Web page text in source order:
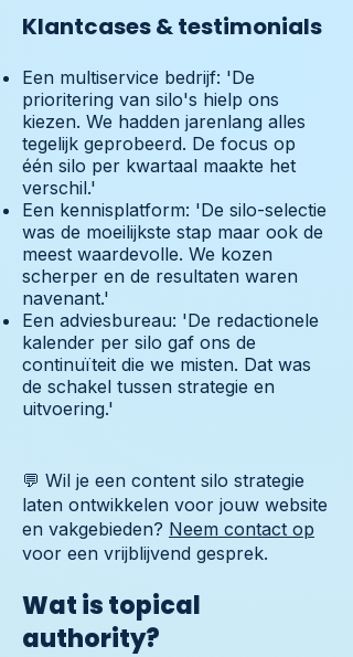
Klantcases & testimonials
Een multiservice bedrijf: 'De
prioritering van silo's hielp ons
kiezen. We hadden jarenlang alles
tegelijk geprobeerd. De focus op
één silo per kwartaal maakte het
verschil.'
Een kennisplatform: 'De silo-selectie
was de moeilijkste stap maar ook de
meest waardevolle. We kozen
scherper en de resultaten waren
navenant.'
Een adviesbureau: 'De redactionele
kalender per silo gaf ons de
continuïteit die we misten. Dat was
de schakel tussen strategie en
uitvoering.'
💬 Wil je een content silo strategie
laten ontwikkelen voor jouw website
en vakgebieden? Neem contact op
voor een vrijblijvend gesprek.
Wat is topical
authority?